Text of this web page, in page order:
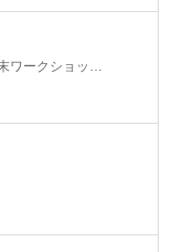
ワークショッ…